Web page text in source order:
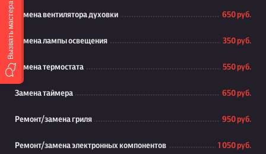
Замена вентилятора духовки 650 руб.
Замена лампы освещения 350 руб.
Замена термостата 550 руб.
Замена таймера 650 руб.
Ремонт/замена гриля 950 руб.
Ремонт/замена электронных компонентов 1 050 руб.
Вызвать мастера